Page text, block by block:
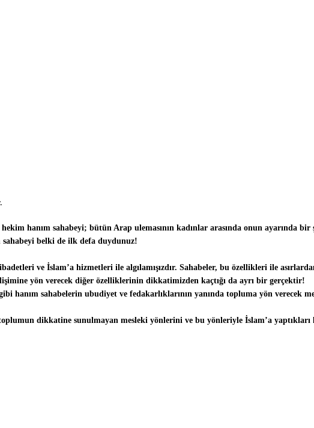
hanım sahabeyi; bütün Arap ulemasının kadınlar arasında onun ayarında
sahabeyi belki de ilk defa duydunuz!
ve İslam’a hizmetleri ile algılamışızdır. Sahabeler, bu özellikleri ile
yön verecek diğer özelliklerinin dikkatimizden kaçtığı da ayrı bir gerçektir!
gibi hanım sahabelerin ubudiyet ve fedakarlıklarının yanında topluma yön
dikkatine sunulmayan mesleki yönlerini ve bu yönleriyle İslam’a